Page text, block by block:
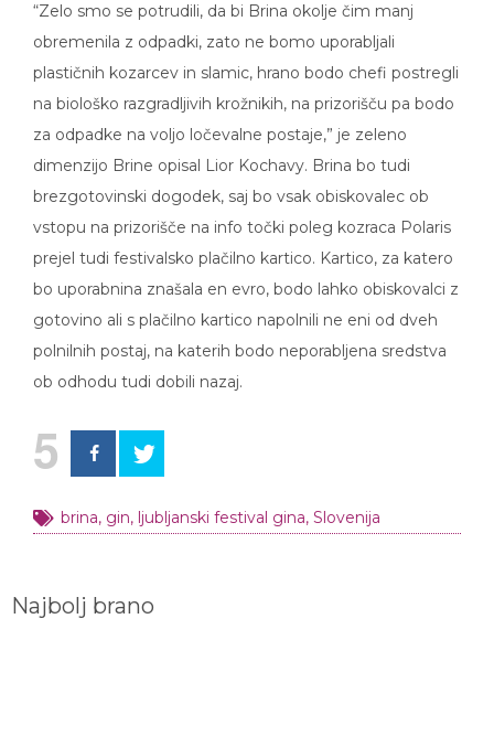
“Zelo smo se potrudili, da bi Brina okolje čim manj
obremenila z odpadki, zato ne bomo uporabljali
plastičnih kozarcev in slamic, hrano bodo chefi postregli
na biološko razgradljivih krožnikih, na prizorišču pa bodo
za odpadke na voljo ločevalne postaje,” je zeleno
dimenzijo Brine opisal Lior Kochavy. Brina bo tudi
brezgotovinski dogodek, saj bo vsak obiskovalec ob
vstopu na prizorišče na info točki poleg kozraca Polaris
prejel tudi festivalsko plačilno kartico. Kartico, za katero
bo uporabnina znašala en evro, bodo lahko obiskovalci z
gotovino ali s plačilno kartico napolnili ne eni od dveh
polnilnih postaj, na katerih bodo neporabljena sredstva
ob odhodu tudi dobili nazaj.
5
brina, gin, ljubljanski festival gina, Slovenija
Najbolj brano